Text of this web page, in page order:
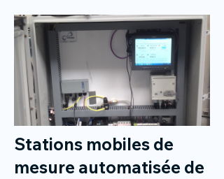
Stations mobiles de
mesure automatisée de